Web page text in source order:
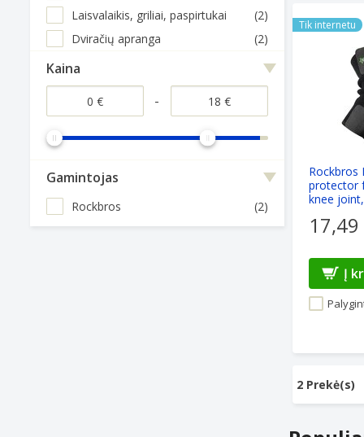
Laisvalaikis, griliai, paspirtukai
(2)
Dviračių apranga
(2)
Kaina
-
Gamintojas
Rockbros (2)
Tik internetu
Rockbros
protector
knee
17,49
Į
2 Prekė(s)